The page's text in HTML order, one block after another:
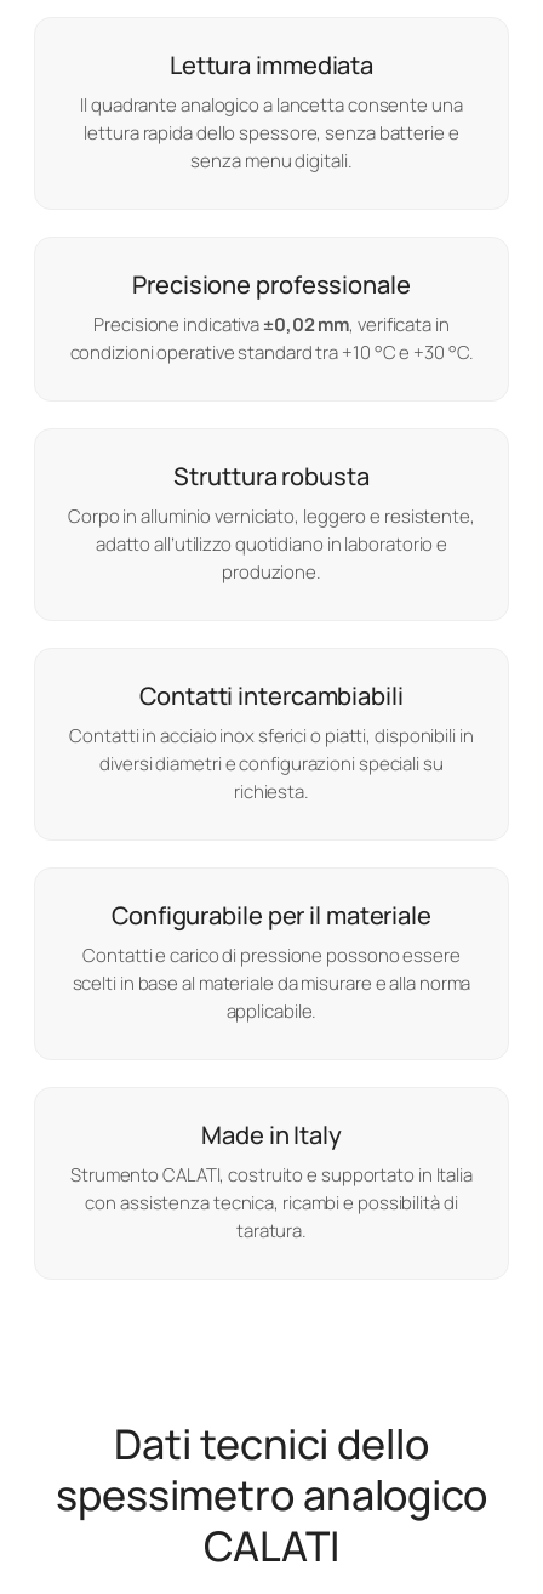
Lettura immediata
Il quadrante analogico a lancetta consente una
lettura rapida dello spessore, senza batterie e
senza menu digitali.
Precisione professionale
Precisione indicativa±0,02 mm, verificata in
condizioni operative standard tra +10 °C e +30 °C.
Struttura robusta
Corpo in alluminio verniciato, leggero e resistente,
adatto all’utilizzo quotidiano in laboratorio e
produzione.
Contatti intercambiabili
Contatti in acciaio inox sferici o piatti, disponibili in
diversi diametri e configurazioni speciali su
richiesta.
Configurabile per il materiale
Contatti e carico di pressione possono essere
scelti in base al materiale da misurare e alla norma
applicabile.
Made in Italy
Strumento CALATI, costruito e supportato in Italia
con assistenza tecnica, ricambi e possibilità di
taratura.
Dati tecnici dello
spessimetro analogico
CALATI